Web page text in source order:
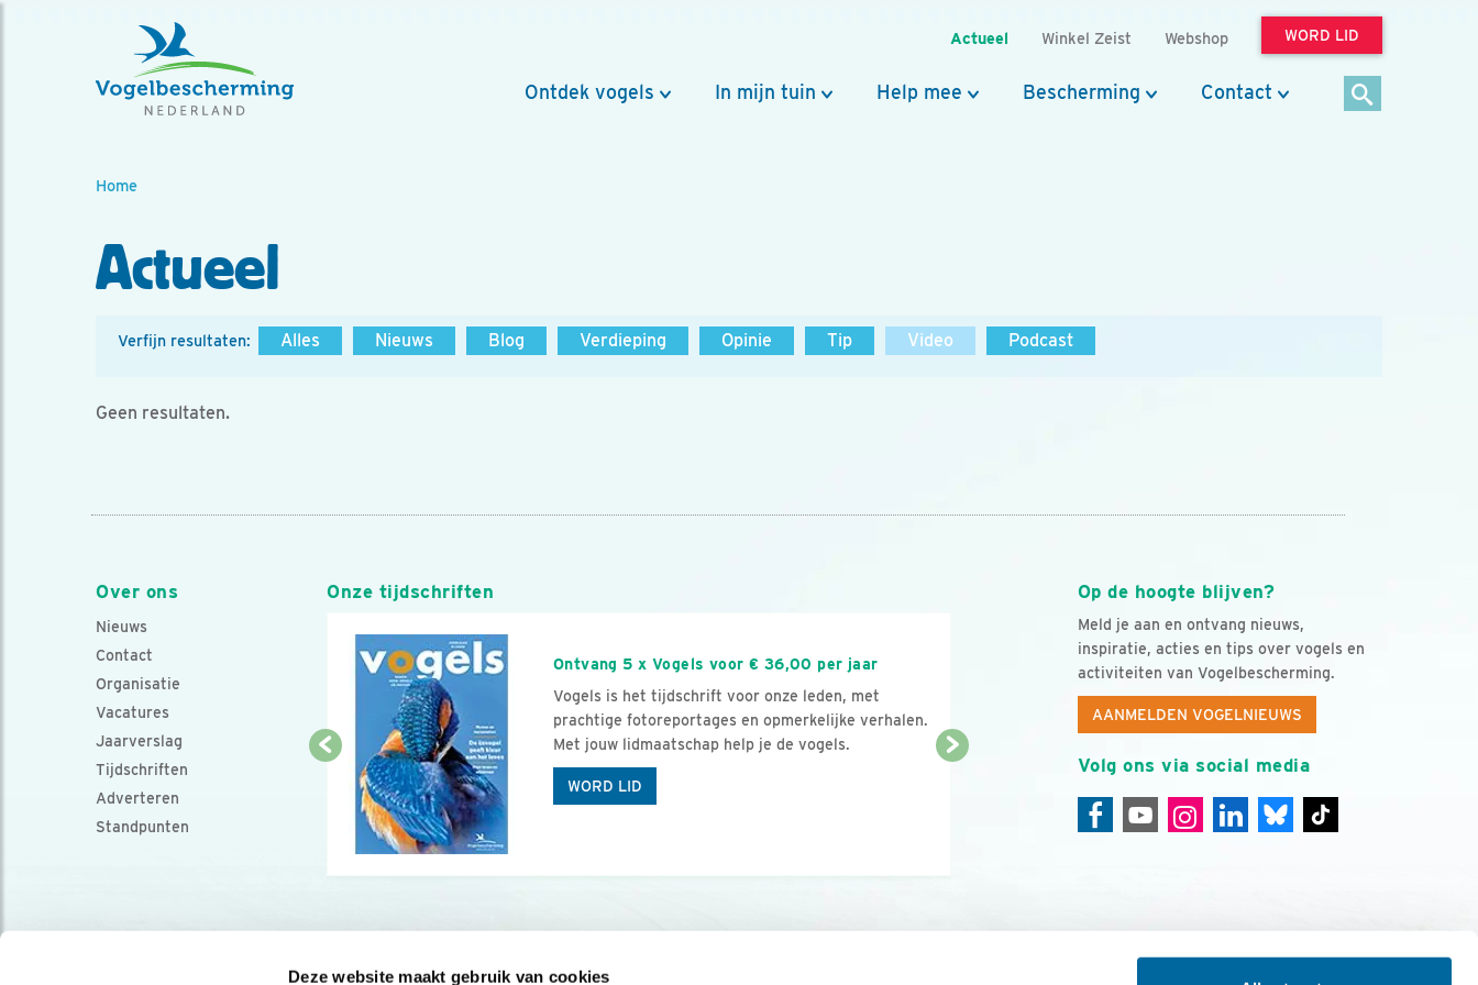
Deze website maakt gebruik van cookies
Actueel Winkel Zeist Webshop WORD LID
Ontdek vogels In mijn tuin Help mee Bescherming Contact
Home
Actueel
Verfijn resultaten: Alles Nieuws Blog Verdieping Opinie Tip Video Podcast
Geen resultaten.
Over ons
Nieuws
Contact
Organisatie
Vacatures
Jaarverslag
Tijdschriften
Adverteren
Standpunten
Op de hoogte blijven?
Meld je aan en ontvang nieuws,
inspiratie, acties en tips over vogels en
activiteiten van Vogelbescherming.
AANMELDEN VOGELNIEUWS
Volg ons via social media
Onze tijdschriften
Ontvang 5 x Vogels voor € 36,00 per jaar
Vogels is het tijdschrift voor onze leden, met
prachtige fotoreportages en opmerkelijke verhalen.
Met jouw lidmaatschap help je de vogels.
WORD LID